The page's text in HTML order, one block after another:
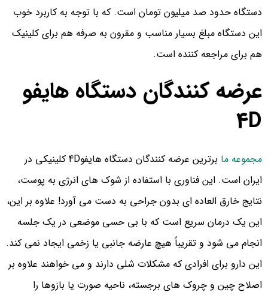
دستگاه حدود صد میلیون تومان است. که با توجه به کاربرد خوب
این دستگاه مبلغ بسیار مناسب و مقرون به صرفه هم برای کلینیک
هم برای مراجعه کننده است.
عرضه کنندگان دستگاه هایفو
4D
مجموعه ما
برترین عرضه کنندگان دستگاه هایفو4D کلینیکی در
ایران است. این فناوری با استفاده از شوک های انرژی به پوست،
نتایج خارق العاده ای بدون جراحی به دست می آورد! علاوه بر این،
این یک درمان سریع است که با بی حسی موضعی در یک جلسه
انجام می شود و تقریباً هیچ عارضه جانبی یا زخمی ایجاد نمی کند.
این دارو برای افرادی که مشکلات شلی دارند و می خواهند علاوه بر
اصلاح چین و چروک های برجسته، ناحیه صورت یا بازوها را